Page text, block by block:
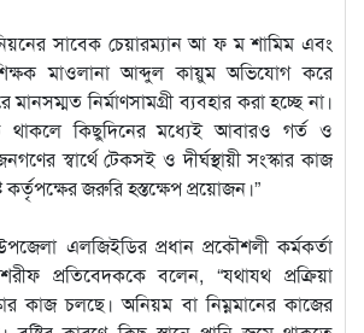
সাবেক চেয়ারম্যান আ ফ ম শামিম এবং
মাওলানা আব্দুল কায়ুম অভিযোগ করে
নির্মাণসামগ্রী ব্যবহার করা হচ্ছে না।
কিছুদিনের মধ্যেই আবারও গর্ত ও
স্বার্থে টেকসই ও দীর্ঘস্থায়ী সংস্কার কাজ
কর্তৃপক্ষের জরুরি হস্তক্ষেপ প্রয়োজন।”
এলজিইডির প্রধান প্রকৌশলী কর্মকর্তা
প্রতিবেদককে বলেন, “যথাযথ প্রক্রিয়া
কাজ চলছে। অনিয়ম বা নিম্নমানের কাজের